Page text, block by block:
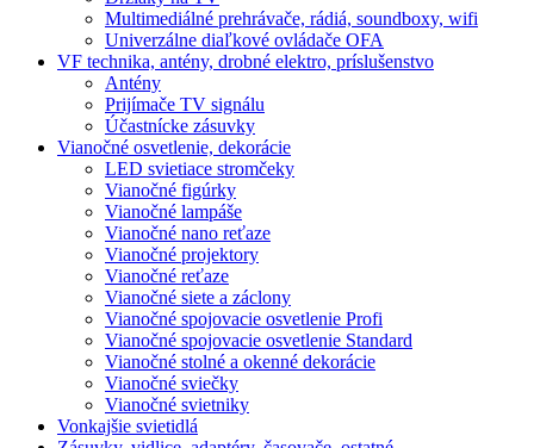
Multimediálné prehrávače, rádiá, soundboxy, wifi
Univerzálne diaľkové ovládače OFA
VF technika, antény, drobné elektro, príslušenstvo
Antény
Prijímače TV signálu
Účastnícke zásuvky
Vianočné osvetlenie, dekorácie
LED svietiace stromčeky
Vianočné figúrky
Vianočné lampáše
Vianočné nano reťaze
Vianočné projektory
Vianočné reťaze
Vianočné siete a záclony
Vianočné spojovacie osvetlenie Profi
Vianočné spojovacie osvetlenie Standard
Vianočné stolné a okenné dekorácie
Vianočné sviečky
Vianočné svietniky
Vonkajšie svietidlá